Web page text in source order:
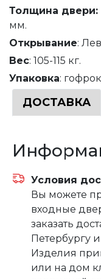
Толщина двери:
мм.
Открывание:
Вес: 105-115 кг.
Упаковка:
ДОСТАВКА
Условия
Вы можете
входные
заказать
Петербургу
Изделия
или на дом